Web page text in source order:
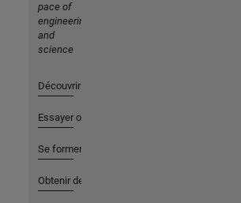
pace of
engineering
and
science
Découvrir les produits
Essayer ou acheter
Se former
Obtenir de l'aide